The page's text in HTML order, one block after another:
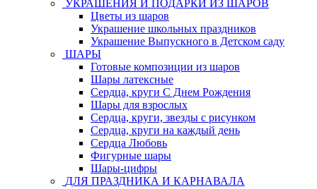
УКРАШЕНИЯ И ПОДАРКИ ИЗ ШАРОВ
Цветы из шаров
Украшение школьных праздников
Украшение Выпускного в Детском саду
ШАРЫ
Готовые композиции из шаров
Шары латексные
Сердца, круги С Днем Рождения
Шары для взрослых
Сердца, круги, звезды с рисунком
Сердца, круги на каждый день
Сердца Любовь
Фигурные шары
Шары-цифры
ДЛЯ ПРАЗДНИКА И КАРНАВАЛА